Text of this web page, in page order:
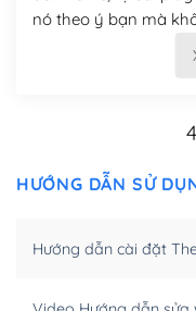
nó theo ý bạn mà
WordPress được thiết
hóa nội dung cho
HƯỚNG DẪN SỬ
Hướng dẫn cài đặt